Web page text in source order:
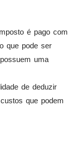
é pago com
que pode ser
uma
de deduzir
que podem